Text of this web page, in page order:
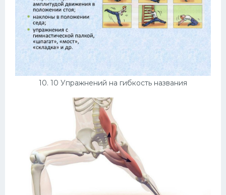
10. 10 Упражнений на гибкость названия